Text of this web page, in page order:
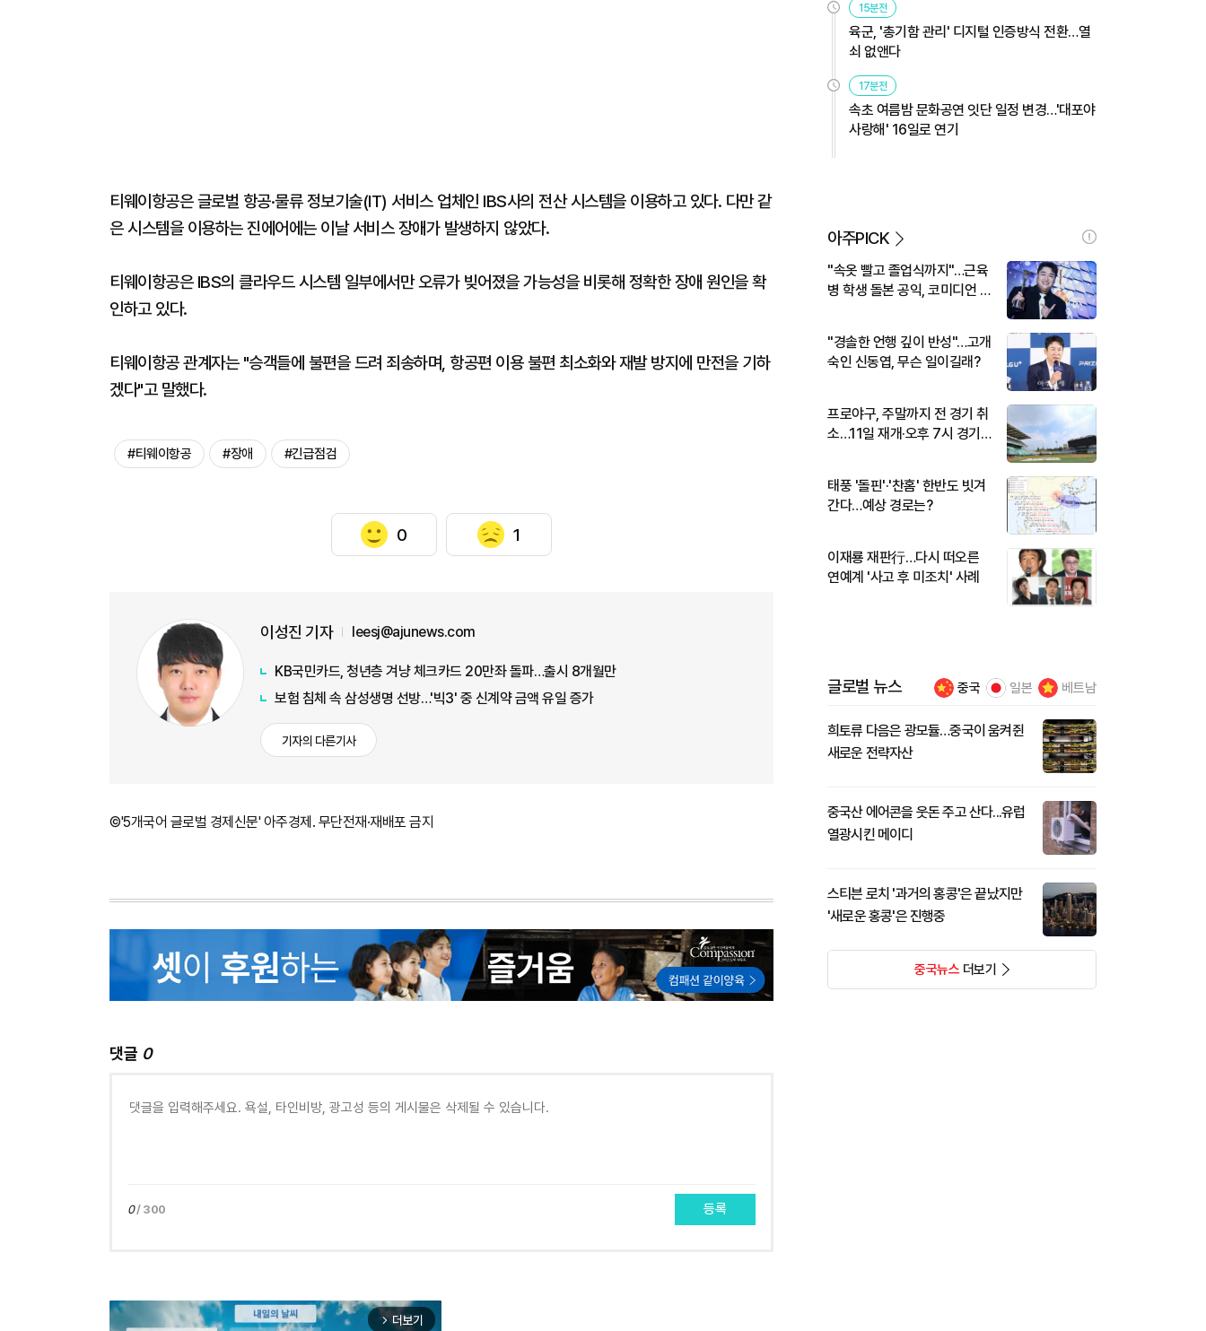
티웨이항공은 글로벌 항공·물류 정보기술(IT) 서비스 업체인 IBS사의 전산 시스템을 이용하고 있다. 다만 같
은 시스템을 이용하는 진에어에는 이날 서비스 장애가 발생하지 않았다.
티웨이항공은 IBS의 클라우드 시스템 일부에서만 오류가 빚어졌을 가능성을 비롯해 정확한 장애 원인을 확
인하고 있다.
티웨이항공 관계자는 "승객들에 불편을 드려 죄송하며, 항공편 이용 불편 최소화와 재발 방지에 만전을 기하
겠다"고 말했다.
#티웨이항공 #장애 #긴급점검
0 1
이성진 기자 leesj@ajunews.com
KB국민카드, 청년층 겨냥 체크카드 20만좌 돌파…출시 8개월만
보험 침체 속 삼성생명 선방…'빅3' 중 신계약 금액 유일 증가
기자의 다른기사
©'5개국어 글로벌 경제신문' 아주경제. 무단전재·재배포 금지
댓글 0
0/ 300 등록
arrow_forward_ios 더보기
15분전
육군, '총기함 관리' 디지털 인증방식 전환…열
쇠 없앤다
17분전
속초 여름밤 문화공연 잇단 일정 변경…'대포야
사랑해' 16일로 연기
아주PICK
"속옷 빨고 졸업식까지"…근육
병 학생 돌본 공익, 코미디언 김
"경솔한 언행 깊이 반성"…고개
숙인 신동엽, 무슨 일이길래?
프로야구, 주말까지 전 경기 취
소…11일 재개·오후 7시 경기
태풍 '돌핀'·'찬홈' 한반도 빗겨
간다…예상 경로는?
이재룡 재판行…다시 떠오른
연예계 '사고 후 미조치' 사례
글로벌 뉴스 중국 일본 베트남
희토류 다음은 광모듈…중국이 움켜쥔
새로운 전략자산
중국산 에어콘을 웃돈 주고 산다...유럽
열광시킨 메이디
스티븐 로치 '과거의 홍콩'은 끝났지만
'새로운 홍콩'은 진행중
중국뉴스더보기